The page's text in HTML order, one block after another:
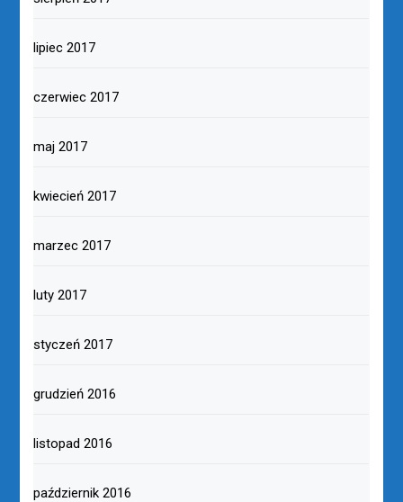
lipiec 2017
czerwiec 2017
maj 2017
kwiecień 2017
marzec 2017
luty 2017
styczeń 2017
grudzień 2016
listopad 2016
październik 2016